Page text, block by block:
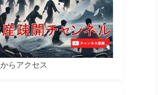
からアクセス